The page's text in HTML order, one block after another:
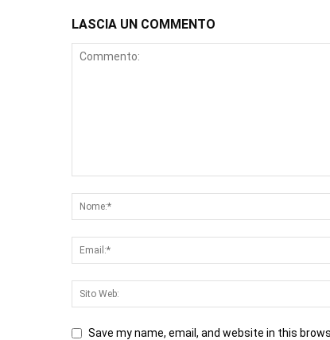
LASCIA UN COMMENTO
Save my name, email, and website in this